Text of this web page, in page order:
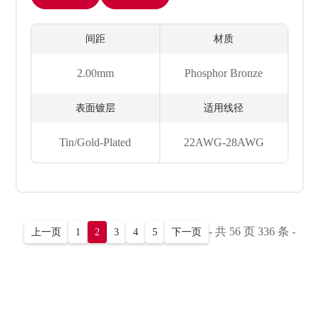
间距
2.00mm
材质
Phosphor Bronze
表面镀层
Tin/Gold-Plated
适用线径
22AWG-28AWG
上一页 1 2 3 4 5 下一页 - 共 56 页 336 条 -